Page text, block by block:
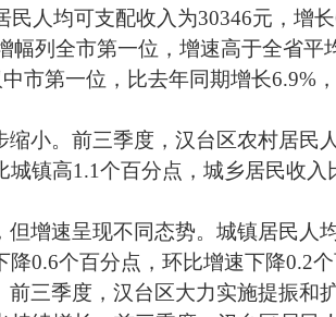
民人均可支配收入为30346元，增长
幅列全市第一位， 增速高于全省平
市第一位，比去年同期增长6.9%
缩小。前三季度 ，汉台区农村居民
城镇高1.1个百分点，城乡居民收入
但增速呈现不同态势。城镇居民人
降0.6个百分点，环比增速下降0.2
前三季度 ，汉台区大力实施提振和